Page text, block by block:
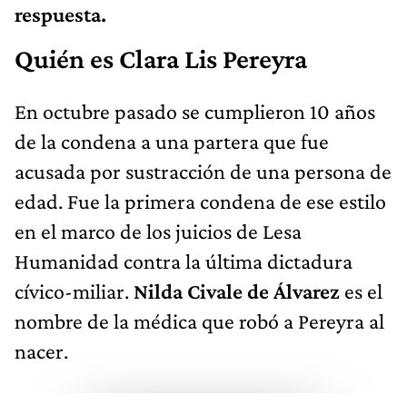
respuesta.
Quién es Clara Lis Pereyra
En octubre pasado se cumplieron 10 años
de la condena a una partera que fue
acusada por sustracción de una persona de
edad. Fue la primera condena de ese estilo
en el marco de los juicios de Lesa
Humanidad contra la última dictadura
cívico-miliar. Nilda Civale de Álvarez es el
nombre de la médica que robó a Pereyra al
nacer.